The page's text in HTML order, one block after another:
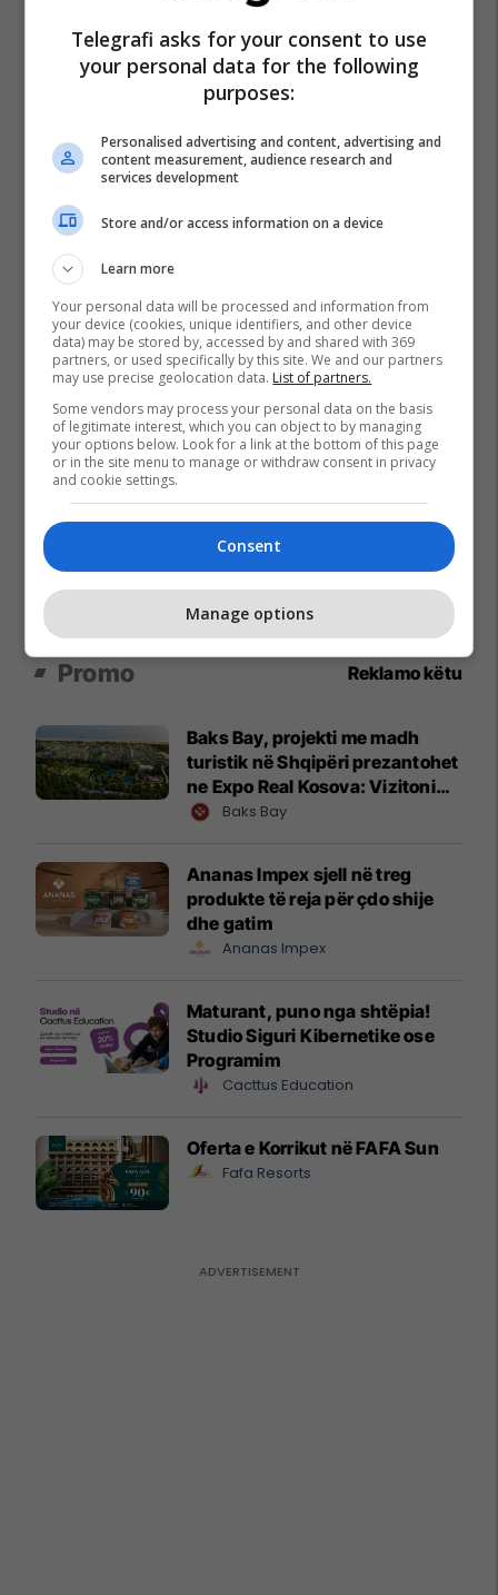
Promo Reklamo këtu
Baks Bay, projekti me madh
turistik në Shqipëri prezantohet
ne Expo Real Kosova: Vizitoni
shtandin dhe zbuloni
Baks Bay
Ananas Impex sjell në treg
produkte të reja për çdo shije
dhe gatim
Ananas Impex
Maturant, puno nga shtëpia!
Studio Siguri Kibernetike ose
Programim
Cacttus Education
Oferta e Korrikut në FAFA Sun
Fafa Resorts
Telegrafi asks for your consent to use
your personal data for the following
purposes:
Personalised advertising and content, advertising and
content measurement, audience research and
services development
Store and/or access information on a device
Learn more
Your personal data will be processed and information from
your device (cookies, unique identifiers, and other device
data) may be stored by, accessed by and shared with 369
partners, or used specifically by this site. We and our partners
may use precise geolocation data. List of partners.
Some vendors may process your personal data on the basis
of legitimate interest, which you can object to by managing
your options below. Look for a link at the bottom of this page
or in the site menu to manage or withdraw consent in privacy
and cookie settings.
Consent
Manage options